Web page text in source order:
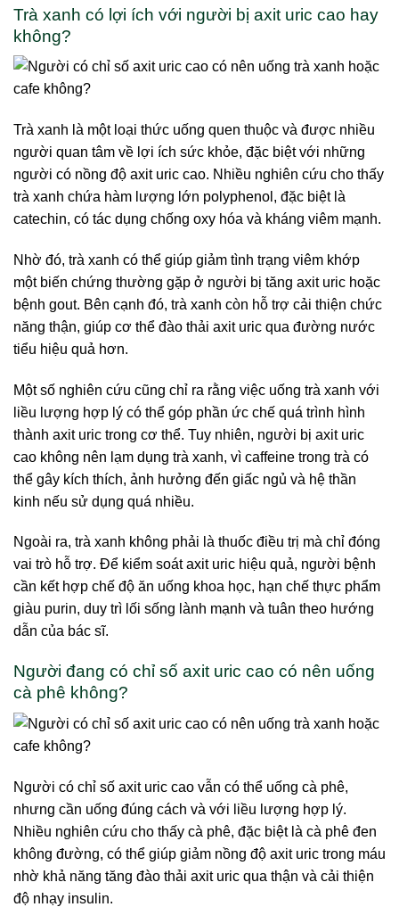
Trà xanh có lợi ích với người bị axit uric cao hay
không?
Trà xanh là một loại thức uống quen thuộc và được nhiều
người quan tâm về lợi ích sức khỏe, đặc biệt với những
người có nồng độ axit uric cao. Nhiều nghiên cứu cho thấy
trà xanh chứa hàm lượng lớn polyphenol, đặc biệt là
catechin, có tác dụng chống oxy hóa và kháng viêm mạnh.
Nhờ đó, trà xanh có thể giúp giảm tình trạng viêm khớp
một biến chứng thường gặp ở người bị tăng axit uric hoặc
bệnh gout. Bên cạnh đó, trà xanh còn hỗ trợ cải thiện chức
năng thận, giúp cơ thể đào thải axit uric qua đường nước
tiểu hiệu quả hơn.
Một số nghiên cứu cũng chỉ ra rằng việc uống trà xanh với
liều lượng hợp lý có thể góp phần ức chế quá trình hình
thành axit uric trong cơ thể. Tuy nhiên, người bị axit uric
cao không nên lạm dụng trà xanh, vì caffeine trong trà có
thể gây kích thích, ảnh hưởng đến giấc ngủ và hệ thần
kinh nếu sử dụng quá nhiều.
Ngoài ra, trà xanh không phải là thuốc điều trị mà chỉ đóng
vai trò hỗ trợ. Để kiểm soát axit uric hiệu quả, người bệnh
cần kết hợp chế độ ăn uống khoa học, hạn chế thực phẩm
giàu purin, duy trì lối sống lành mạnh và tuân theo hướng
dẫn của bác sĩ.
Người đang có chỉ số axit uric cao có nên uống
cà phê không?
Người có chỉ số axit uric cao vẫn có thể uống cà phê,
nhưng cần uống đúng cách và với liều lượng hợp lý.
Nhiều nghiên cứu cho thấy cà phê, đặc biệt là cà phê đen
không đường, có thể giúp giảm nồng độ axit uric trong máu
nhờ khả năng tăng đào thải axit uric qua thận và cải thiện
độ nhạy insulin.